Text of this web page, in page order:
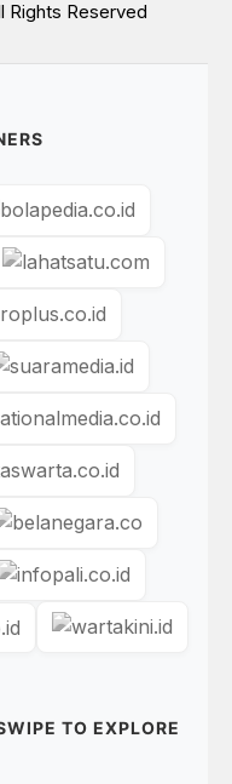
Rights Reserved
TO EXPLORE